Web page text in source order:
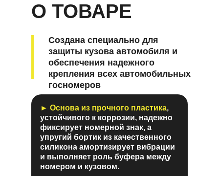
► Основа из прочного пластика,
устойчивого к коррозии, надежно
фиксирует номерной знак, а
упругий бортик из качественного
силикона амортизирует вибрации
и выполняет роль буфера между
номером и кузовом.
О ТОВАРЕ
Создана специально для
защиты кузова автомобиля и
обеспечения надежного
крепления всех автомобильных
госномеров